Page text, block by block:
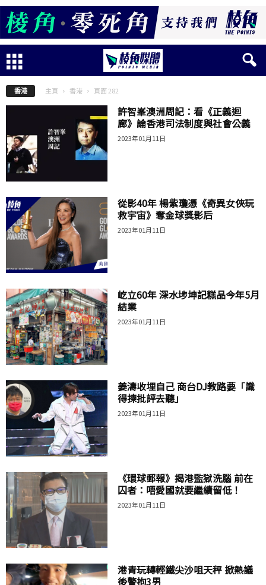
香港 主頁 香港 頁面 282
許智峯澳洲周記：看《正義迴
廊》論香港司法制度與社會公義
2023年01月11日
從影40年 楊紫瓊憑《奇異女俠玩
救宇宙》奪金球獎影后
2023年01月11日
屹立60年 深水埗坤記糕品今年5月
結業
2023年01月11日
姜濤收埋自己 商台DJ教路要「識
得揀批評去聽」
2023年01月11日
《環球郵報》揭港監獄洗腦 前在
囚者：唔愛國就要繼續留低！
2023年01月11日
港青玩轉輕鐵尖沙咀天秤 掀熱議
後警拘3男